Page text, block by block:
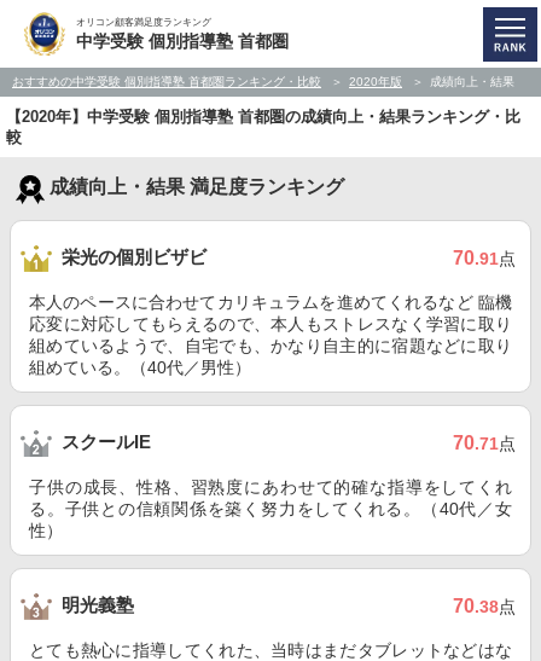
オリコン顧客満足度ランキング
中学受験 個別指導塾 首都圏
おすすめの中学受験 個別指導塾 首都圏ランキング・比較 2020年版 成績向上・結果
【2020年】中学受験 個別指導塾 首都圏の成績向上・結果ランキング・比
較
成績向上・結果 満足度ランキング
栄光の個別ビザビ 70.91点
本人のペースに合わせてカリキュラムを進めてくれるなど 臨機
応変に対応してもらえるので、本人もストレスなく学習に取り
組めているようで、自宅でも、かなり自主的に宿題などに取り
組めている。（40代／男性）
スクールIE 70.71点
子供の成長、性格、習熟度にあわせて的確な指導をしてくれ
る。子供との信頼関係を築く努力をしてくれる。（40代／女
性）
明光義塾 70.38点
とても熱心に指導してくれた、当時はまだタブレットなどはな